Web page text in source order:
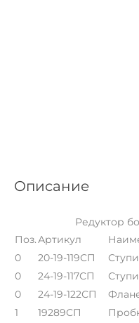
Описание
Редуктор
Поз.Артикул
0
20-19-119СП
0
24-19-117СП
0
24-19-122СП
1
19289СП